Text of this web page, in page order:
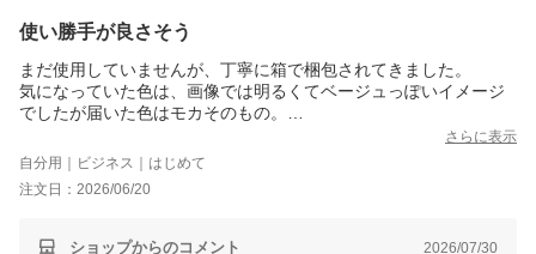
使い勝手が良さそう
まだ使用していませんが、丁寧に箱で梱包されてきました。
気になっていた色は、画像では明るくてベージュっぽいイメージ
でしたが届いた色はモカそのもの。
デザインも大きさも良いのに、暗い色ばかりで選びがいがないか
なぁ。
ビジネスバッグとはいえ明るい色が欲しいところ。
さらに表示
自分用｜ビジネス｜はじめて
注文日：2026/06/20
ショップからのコメント 2026/07/30